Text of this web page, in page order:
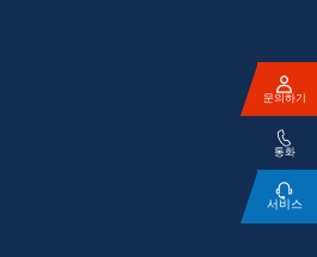
문의하기
통화
서비스